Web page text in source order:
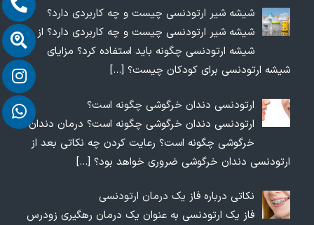
شیشه شیر ارتودنسی چیست و چه کاربردی دارد؟
شیشه شیر ارتودنسی چیست و چه کاربردی دارد؟ از
شیشه ارتودنسی چگونه باید استفاده کرد؟ مزایای
شیشه ارتودنسی برای کودکان چیست؟[…]
ارتودنسی دندان خرگوشی چگونه است؟
ارتودنسی دندان خرگوشی چگونه است؟ درمان دندان
خرگوشی چگونه است؟ رعایت کردن چه نکاتی بعد از
ارتودنسی دندان خرگوشی ضروری خواهد بود؟[…]
نکاتی درباره فاز یک درمان ارتودنسی
فاز یک ارتودنسی به عنوان یک درمان رهگیری زودرس